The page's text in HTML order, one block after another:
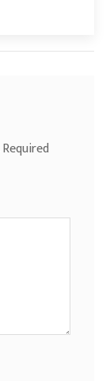
Required